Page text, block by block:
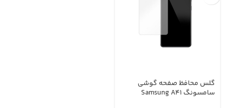
گلس محافظ صفحه گوشی
سامسونگ Samsung A41